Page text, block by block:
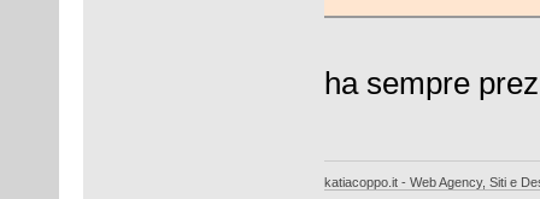
ha sempre
katiacoppo.it - Web Agency, Siti e